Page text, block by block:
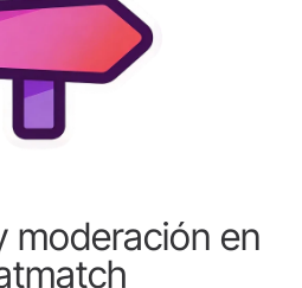
moderación en